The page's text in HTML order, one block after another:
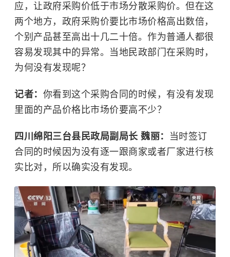
应，让政府采购价低于市场分散采购价。但在这
两个地方，政府采购价要比市场价格高出数倍，
个别产品甚至高出十几二十倍。作为普通人都很
容易发现其中的异常。当地民政部门在采购时，
为何没有发现呢？
记者： 你看到这个采购合同的时候，有没有发现
里面的产品价格比市场价要高不少？
四川绵阳三台县民政局副局长 魏丽：
当时签订
合同的时候因为没有逐一跟商家或者厂家进行核
实比对，所以确实没有发现。